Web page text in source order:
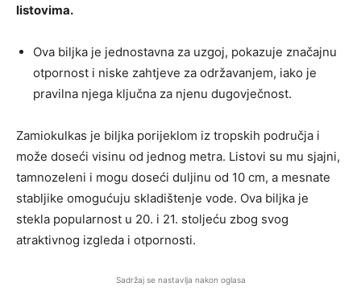
listovima.
Ova biljka je jednostavna za uzgoj, pokazuje značajnu
otpornost i niske zahtjeve za održavanjem, iako je
pravilna njega ključna za njenu dugovječnost.
Zamiokulkas je biljka porijeklom iz tropskih područja i
može doseći visinu od jednog metra. Listovi su mu sjajni,
tamnozeleni i mogu doseći duljinu od 10 cm, a mesnate
stabljike omogućuju skladištenje vode. Ova biljka je
stekla popularnost u 20. i 21. stoljeću zbog svog
atraktivnog izgleda i otpornosti.
Sadržaj se nastavlja nakon oglasa